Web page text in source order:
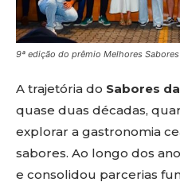
9ª edição do prêmio Melhores
A trajetória do Sabores
quase duas décadas,
explorar a gastronomia
sabores. Ao longo dos
e consolidou parcerias